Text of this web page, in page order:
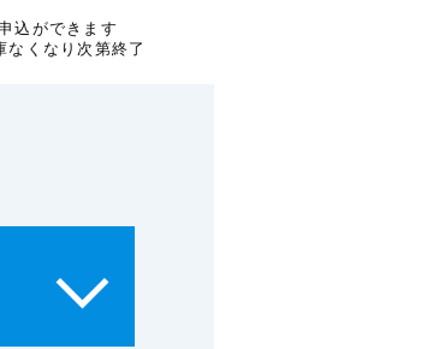
込ができます
なくなり次第終了